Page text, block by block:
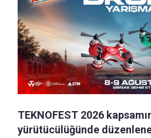
TEKNOFEST 2026
yürütücülüğünde